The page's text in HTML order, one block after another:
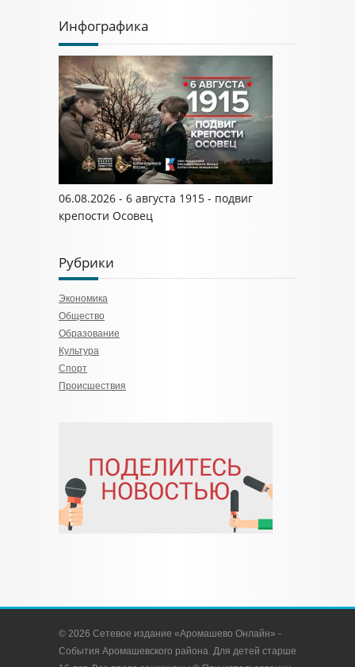
Инфографика
06.08.2026 - 6 августа 1915 - подвиг
крепости Осовец
Рубрики
Экономика
Общество
Образование
Культура
Спорт
Происшествия
© 2026 Сетевое издание «Аромашево Онлайн» -
События Аромашевского района. Для детей старше